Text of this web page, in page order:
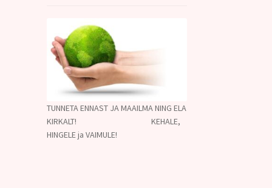
TUNNETA ENNAST JA MAAILMA NING ELA
KIRKALT! KEHALE,
HINGELE ja VAIMULE!